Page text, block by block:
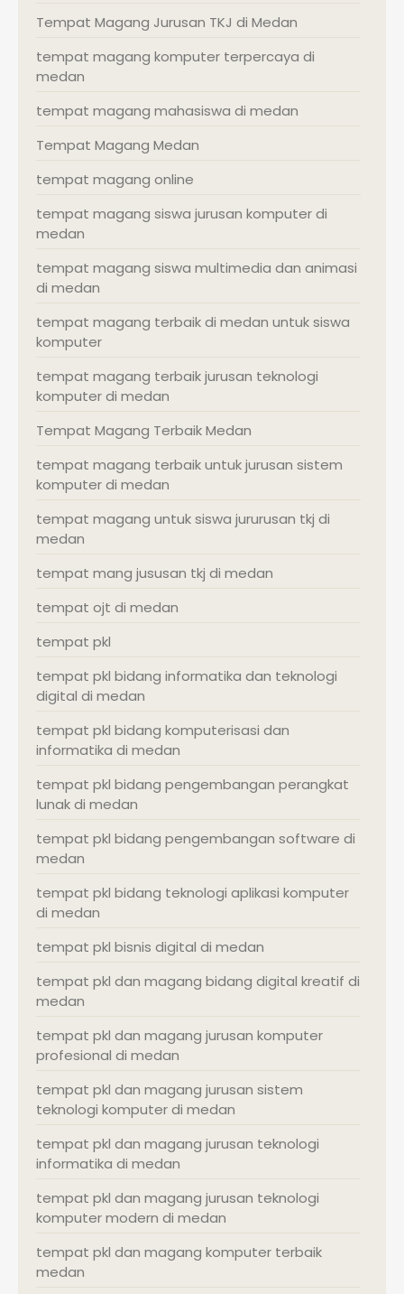
Tempat Magang Jurusan TKJ di Medan
tempat magang komputer terpercaya di
medan
tempat magang mahasiswa di medan
Tempat Magang Medan
tempat magang online
tempat magang siswa jurusan komputer di
medan
tempat magang siswa multimedia dan animasi
di medan
tempat magang terbaik di medan untuk siswa
komputer
tempat magang terbaik jurusan teknologi
komputer di medan
Tempat Magang Terbaik Medan
tempat magang terbaik untuk jurusan sistem
komputer di medan
tempat magang untuk siswa jururusan tkj di
medan
tempat mang jususan tkj di medan
tempat ojt di medan
tempat pkl
tempat pkl bidang informatika dan teknologi
digital di medan
tempat pkl bidang komputerisasi dan
informatika di medan
tempat pkl bidang pengembangan perangkat
lunak di medan
tempat pkl bidang pengembangan software di
medan
tempat pkl bidang teknologi aplikasi komputer
di medan
tempat pkl bisnis digital di medan
tempat pkl dan magang bidang digital kreatif di
medan
tempat pkl dan magang jurusan komputer
profesional di medan
tempat pkl dan magang jurusan sistem
teknologi komputer di medan
tempat pkl dan magang jurusan teknologi
informatika di medan
tempat pkl dan magang jurusan teknologi
komputer modern di medan
tempat pkl dan magang komputer terbaik
medan